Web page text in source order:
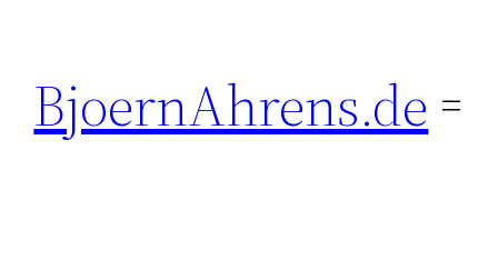
springen
BjoernAhrens.de